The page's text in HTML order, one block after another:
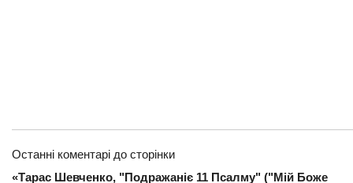
Останні коментарі до сторінки
«Тарас Шевченко, "Подражаніє 11 Псалму" ("Мій Боже